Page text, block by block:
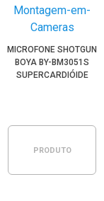
MICROFONE SHOTGUN
BOYA BY-BM3051S
SUPERCARDIÓIDE
PRODUTO